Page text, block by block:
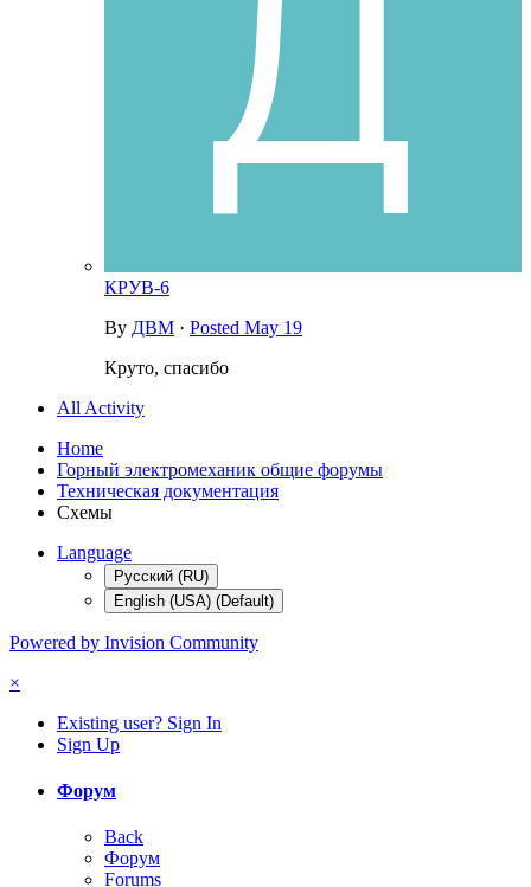
КРУВ-6
By ДВМ · Posted May 19
Круто, спасибо
All Activity
Home
Горный электромеханик общие форумы
Техническая документация
Схемы
Language
Русский (RU)
English (USA) (Default)
Powered by Invision Community
×
Existing user? Sign In
Sign Up
Форум
Back
Форум
Forums